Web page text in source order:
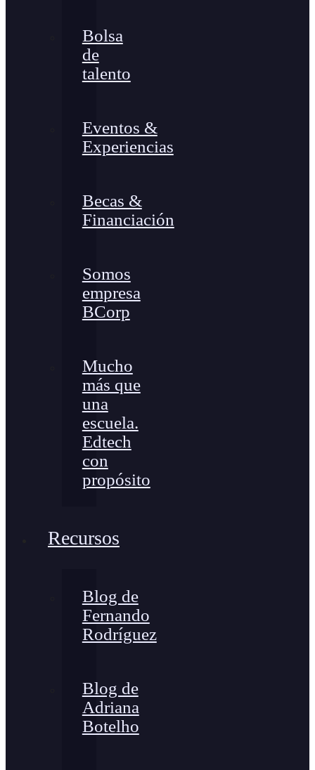
Bolsa
de
talento
Eventos &
Experiencias
Becas &
Financiación
Somos
empresa
BCorp
Mucho
más que
una
escuela.
Edtech
con
propósito
Recursos
Blog de
Fernando
Rodríguez
Blog de
Adriana
Botelho